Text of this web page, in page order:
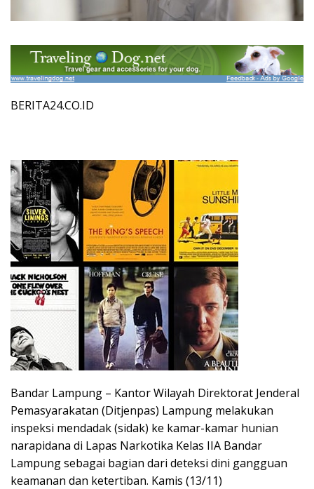
BERITA24.CO.ID
Bandar Lampung – Kantor Wilayah Direktorat Jenderal
Pemasyarakatan (Ditjenpas) Lampung melakukan
inspeksi mendadak (sidak) ke kamar-kamar hunian
narapidana di Lapas Narkotika Kelas IIA Bandar
Lampung sebagai bagian dari deteksi dini gangguan
keamanan dan ketertiban. Kamis (13/11)